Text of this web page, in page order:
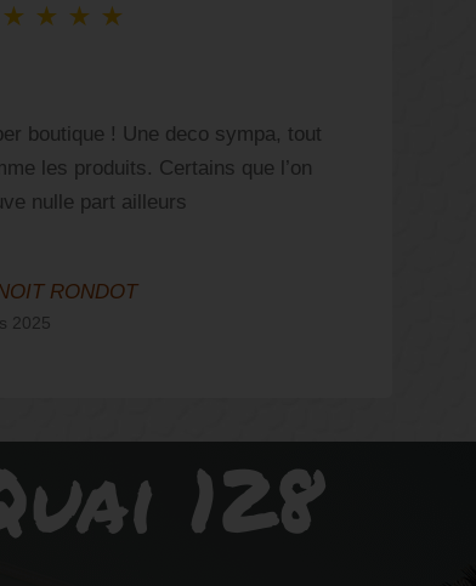
★ ★ ★ ★
boutique ! Une deco sympa, tout
les produits. Certains que l’on
nulle part ailleurs
RONDOT
2025
128